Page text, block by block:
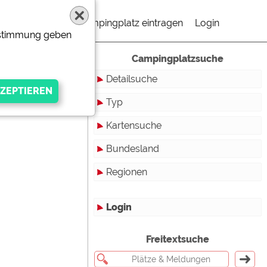
Campingplatz eintragen Login
Campingplatzsuche
Detailsuche
Typ
Touristikstellplätze
Dauerstellplätze
Reisemobilstellplätze
Bungalows
Kartensuche
Bundesland
Baden-Württemberg
Brandenburg
Regionen
Login
Freitextsuche
geben